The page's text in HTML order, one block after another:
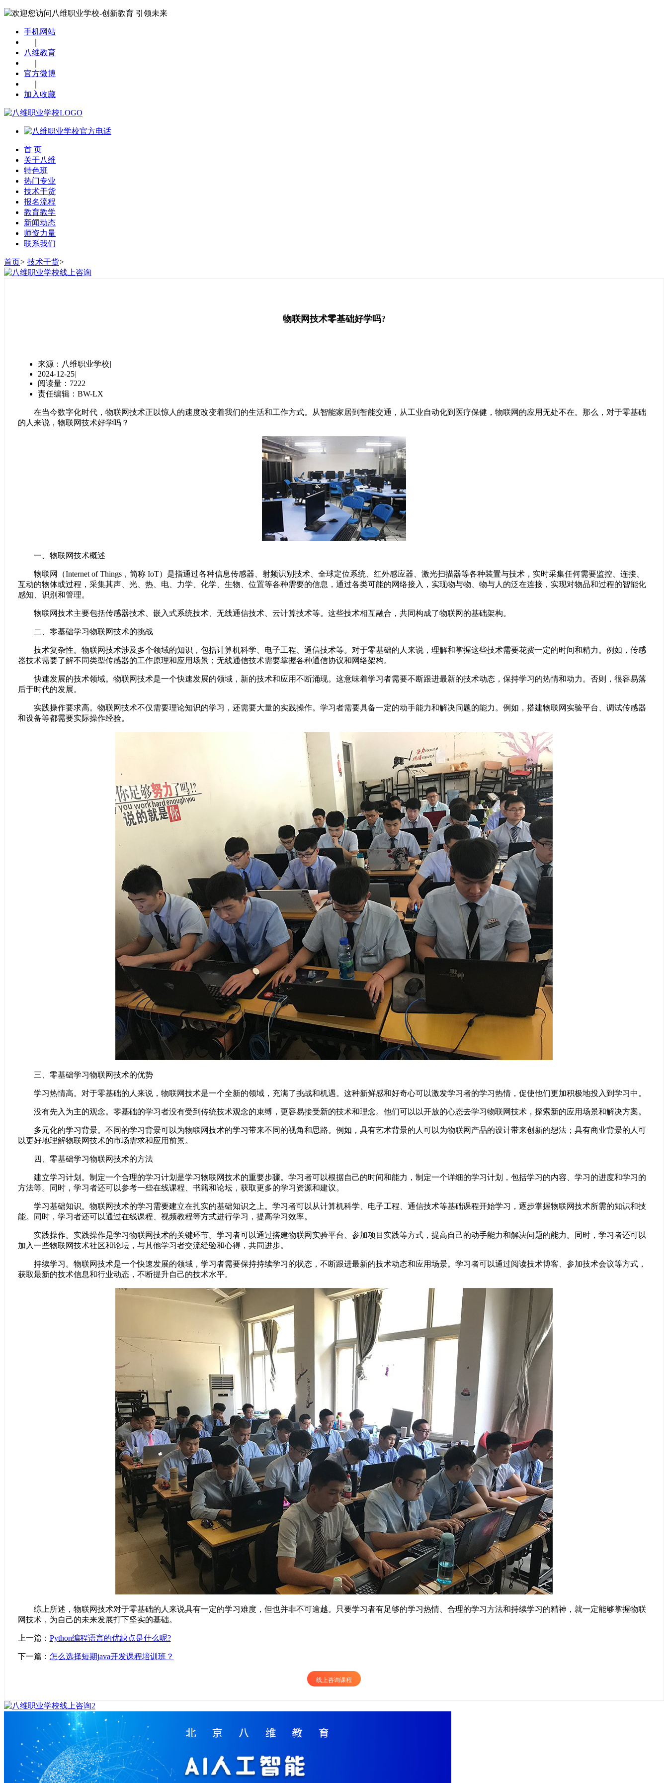
欢迎您访问八维职业学校-创新教育 引领未来
手机网站
八维教育
官方微博
加入收藏
首 页
关于八维
特色班
热门专业
技术干货
报名流程
教育教学
新闻动态
师资力量
联系我们
首页> 技术干货>
物联网技术零基础好学吗?
来源：八维职业学校|
2024-12-25|
阅读量：7222
责任编辑：BW-LX
在当今数字化时代，物联网技术正以惊人的速度改变着我们的生活和工作方式。从智能家居到智能交通，从工业自动化到医疗保健，物联网的应用无处不在。那么，对于零基础
的人来说，物联网技术好学吗？
一、物联网技术概述
物联网（Internet of Things，简称 IoT）是指通过各种信息传感器、射频识别技术、全球定位系统、红外感应器、激光扫描器等各种装置与技术，实时采集任何需要监控、连接、
互动的物体或过程，采集其声、光、热、电、力学、化学、生物、位置等各种需要的信息，通过各类可能的网络接入，实现物与物、物与人的泛在连接，实现对物品和过程的智能化
感知、识别和管理。
物联网技术主要包括传感器技术、嵌入式系统技术、无线通信技术、云计算技术等。这些技术相互融合，共同构成了物联网的基础架构。
二、零基础学习物联网技术的挑战
技术复杂性。物联网技术涉及多个领域的知识，包括计算机科学、电子工程、通信技术等。对于零基础的人来说，理解和掌握这些技术需要花费一定的时间和精力。例如，传感
器技术需要了解不同类型传感器的工作原理和应用场景；无线通信技术需要掌握各种通信协议和网络架构。
快速发展的技术领域。物联网技术是一个快速发展的领域，新的技术和应用不断涌现。这意味着学习者需要不断跟进最新的技术动态，保持学习的热情和动力。否则，很容易落
后于时代的发展。
实践操作要求高。物联网技术不仅需要理论知识的学习，还需要大量的实践操作。学习者需要具备一定的动手能力和解决问题的能力。例如，搭建物联网实验平台、调试传感器
和设备等都需要实际操作经验。
三、零基础学习物联网技术的优势
学习热情高。对于零基础的人来说，物联网技术是一个全新的领域，充满了挑战和机遇。这种新鲜感和好奇心可以激发学习者的学习热情，促使他们更加积极地投入到学习中。
没有先入为主的观念。零基础的学习者没有受到传统技术观念的束缚，更容易接受新的技术和理念。他们可以以开放的心态去学习物联网技术，探索新的应用场景和解决方案。
多元化的学习背景。不同的学习背景可以为物联网技术的学习带来不同的视角和思路。例如，具有艺术背景的人可以为物联网产品的设计带来创新的想法；具有商业背景的人可
以更好地理解物联网技术的市场需求和应用前景。
四、零基础学习物联网技术的方法
建立学习计划。制定一个合理的学习计划是学习物联网技术的重要步骤。学习者可以根据自己的时间和能力，制定一个详细的学习计划，包括学习的内容、学习的进度和学习的
方法等。同时，学习者还可以参考一些在线课程、书籍和论坛，获取更多的学习资源和建议。
学习基础知识。物联网技术的学习需要建立在扎实的基础知识之上。学习者可以从计算机科学、电子工程、通信技术等基础课程开始学习，逐步掌握物联网技术所需的知识和技
能。同时，学习者还可以通过在线课程、视频教程等方式进行学习，提高学习效率。
实践操作。实践操作是学习物联网技术的关键环节。学习者可以通过搭建物联网实验平台、参加项目实践等方式，提高自己的动手能力和解决问题的能力。同时，学习者还可以
加入一些物联网技术社区和论坛，与其他学习者交流经验和心得，共同进步。
持续学习。物联网技术是一个快速发展的领域，学习者需要保持持续学习的状态，不断跟进最新的技术动态和应用场景。学习者可以通过阅读技术博客、参加技术会议等方式，
获取最新的技术信息和行业动态，不断提升自己的技术水平。
综上所述，物联网技术对于零基础的人来说具有一定的学习难度，但也并非不可逾越。只要学习者有足够的学习热情、合理的学习方法和持续学习的精神，就一定能够掌握物联
网技术，为自己的未来发展打下坚实的基础。
上一篇： Python编程语言的优缺点是什么呢?
下一篇： 怎么选择短期java开发课程培训班？
线上咨询课程